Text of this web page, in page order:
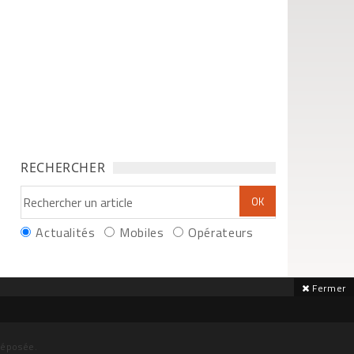
RECHERCHER
Actualités Mobiles Opérateurs
Fermer